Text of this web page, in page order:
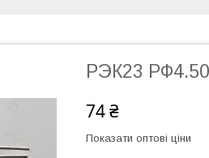
РЭК23
74 ₴
Показати оптові ціни